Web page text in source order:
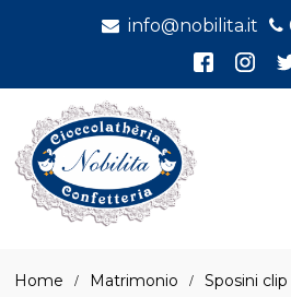
info@nobilita.it
Home Matrimonio Sposini